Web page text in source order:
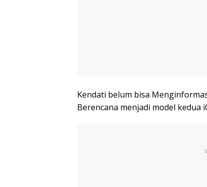
Kendati belum bisa
Berencana menjadi model kedua